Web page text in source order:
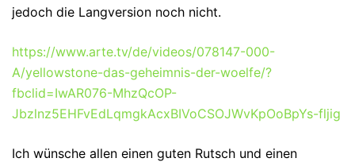
jedoch die Langversion noch nicht.
https://www.arte.tv/de/videos/078147-000-
A/yellowstone-das-geheimnis-der-woelfe/?
fbclid=IwAR076-MhzQcOP-
Jbzlnz5EHFvEdLqmgkAcxBIVoCSOJWvKpOoBpYs-fljig
Ich wünsche allen einen guten Rutsch und einen